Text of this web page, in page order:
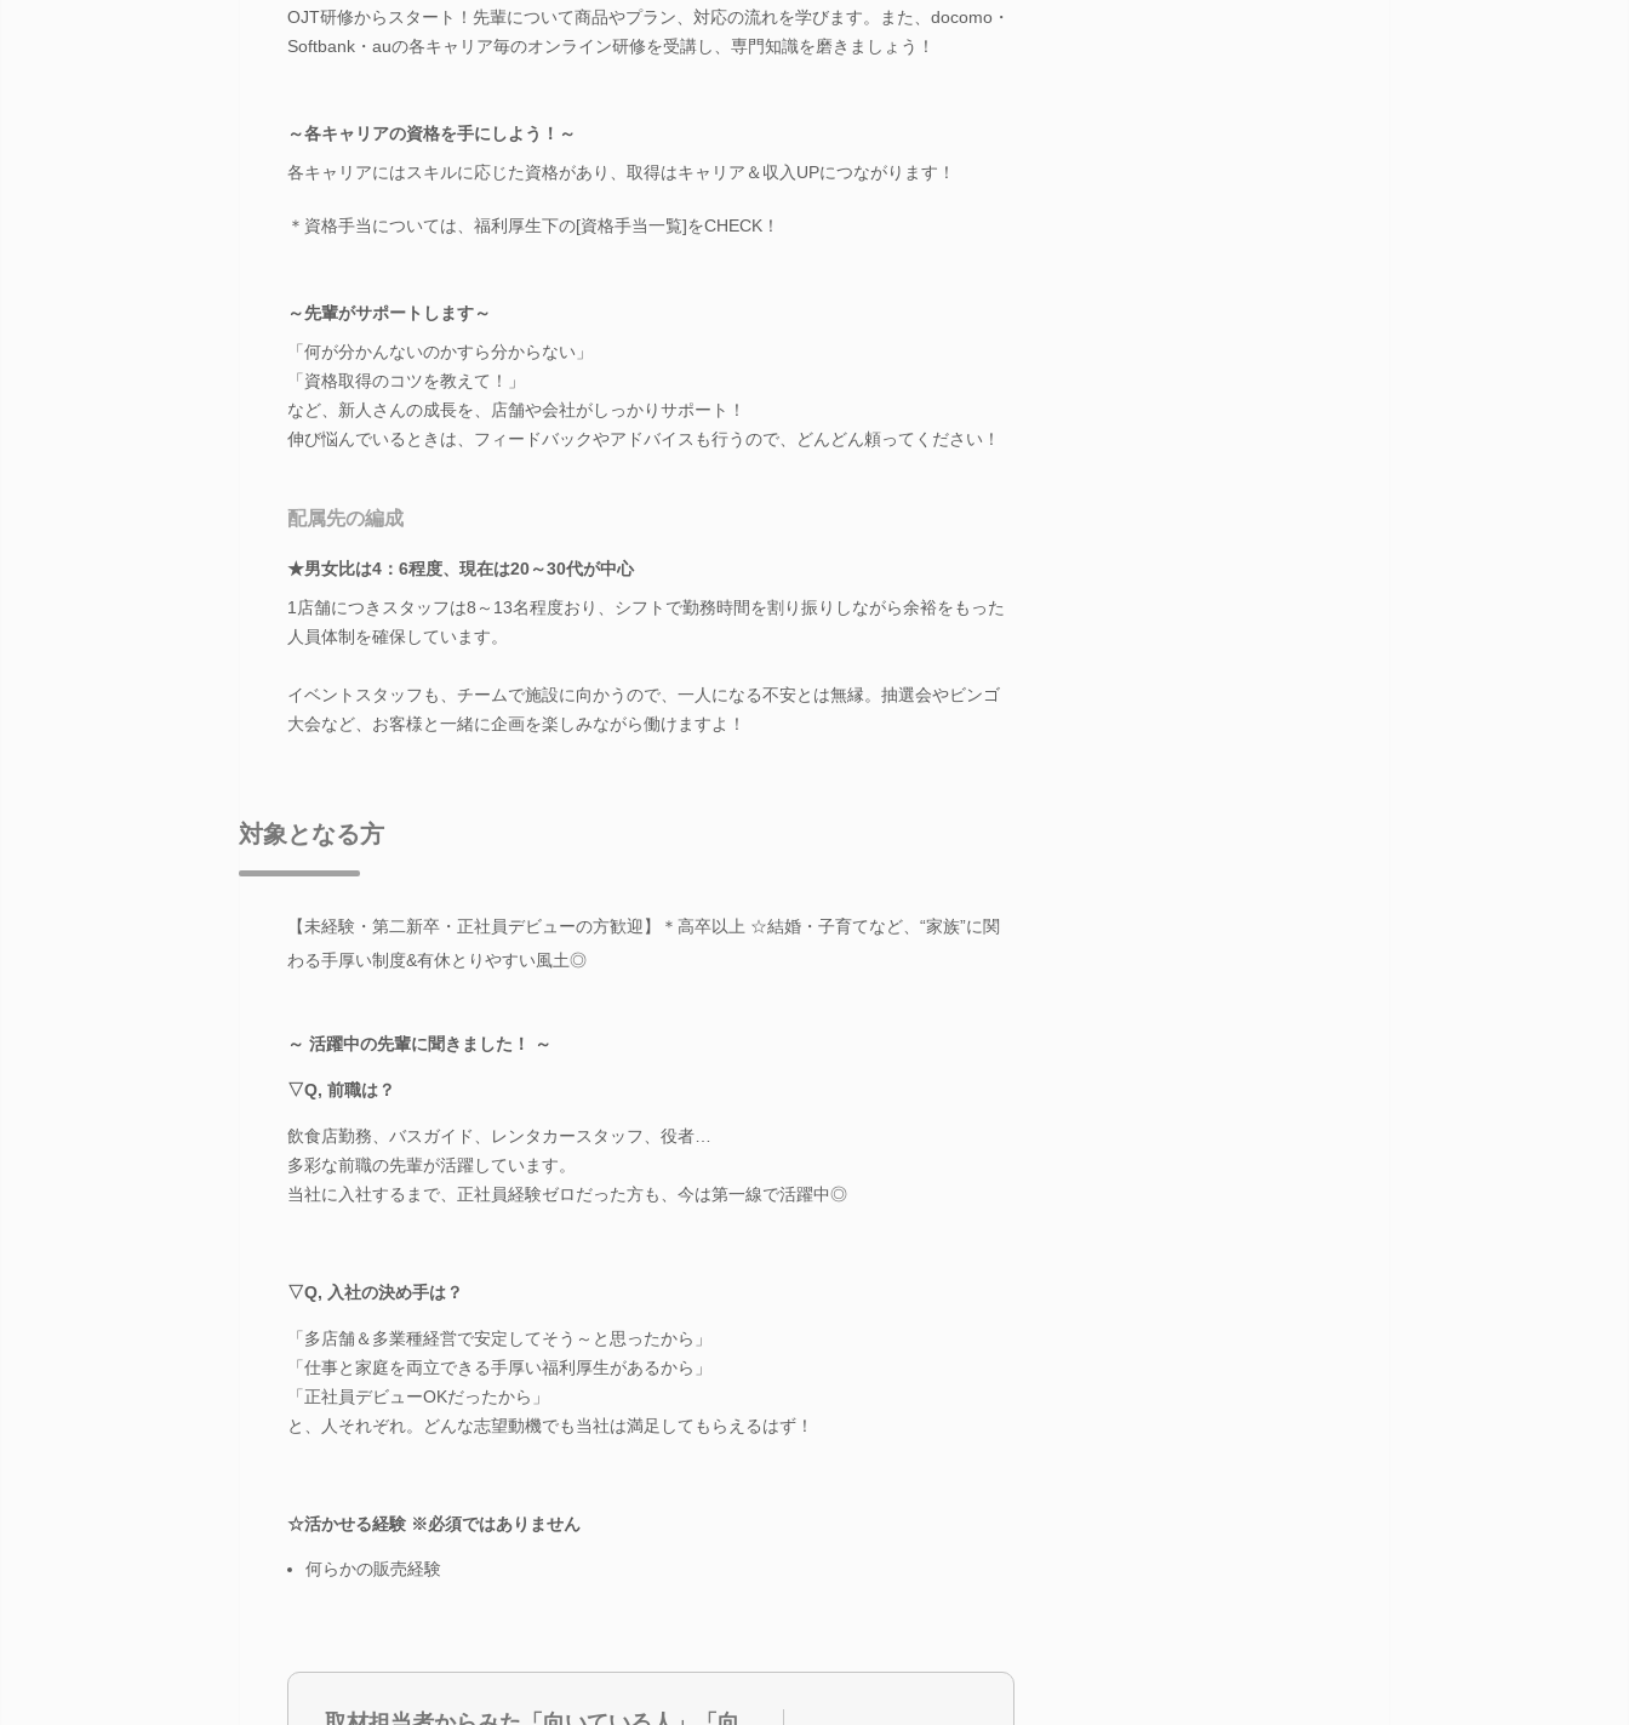
OJT研修からスタート！先輩について商品やプラン、対応の流れを学びます。また、docomo・
Softbank・auの各キャリア毎のオンライン研修を受講し、専門知識を磨きましょう！
～各キャリアの資格を手にしよう！～
各キャリアにはスキルに応じた資格があり、取得はキャリア＆収入UPにつながります！
＊資格手当については、福利厚生下の[資格手当一覧]をCHECK！
～先輩がサポートします～
「何が分かんないのかすら分からない」
「資格取得のコツを教えて！」
など、新人さんの成長を、店舗や会社がしっかりサポート！
伸び悩んでいるときは、フィードバックやアドバイスも行うので、どんどん頼ってください！
配属先の編成
★男女比は4：6程度、現在は20～30代が中心
1店舗につきスタッフは8～13名程度おり、シフトで勤務時間を割り振りしながら余裕をもった
人員体制を確保しています。
イベントスタッフも、チームで施設に向かうので、一人になる不安とは無縁。抽選会やビンゴ
大会など、お客様と一緒に企画を楽しみながら働けますよ！
対象となる方
【未経験・第二新卒・正社員デビューの方歓迎】＊高卒以上 ☆結婚・子育てなど、“家族”に関
わる手厚い制度&有休とりやすい風土◎
～ 活躍中の先輩に聞きました！ ～
▽Q, 前職は？
飲食店勤務、バスガイド、レンタカースタッフ、役者…
多彩な前職の先輩が活躍しています。
当社に入社するまで、正社員経験ゼロだった方も、今は第一線で活躍中◎
▽Q, 入社の決め手は？
「多店舗＆多業種経営で安定してそう～と思ったから」
「仕事と家庭を両立できる手厚い福利厚生があるから」
「正社員デビューOKだったから」
と、人それぞれ。どんな志望動機でも当社は満足してもらえるはず！
☆活かせる経験 ※必須ではありません
何らかの販売経験